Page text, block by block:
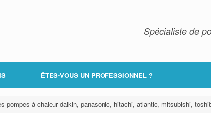
Spécialiste de
ÊTES-VOUS UN PROFESSIONNEL ?
pompes à chaleur daikin, panasonic, hitachi, atlantic, mitsubishi,